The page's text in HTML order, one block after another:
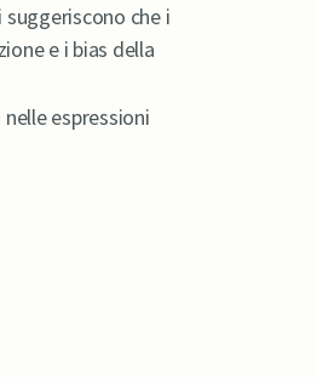
che i
e i bias della
espressioni